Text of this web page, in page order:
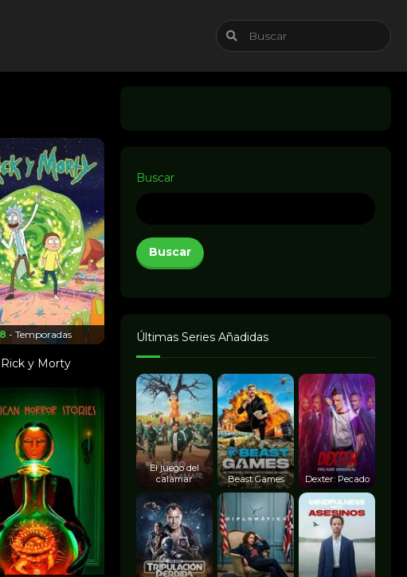
8- Temporadas
Rick y Morty
Buscar
Buscar
Últimas Series Añadidas
El juego del
calamar
Beast Games Dexter: Pecado